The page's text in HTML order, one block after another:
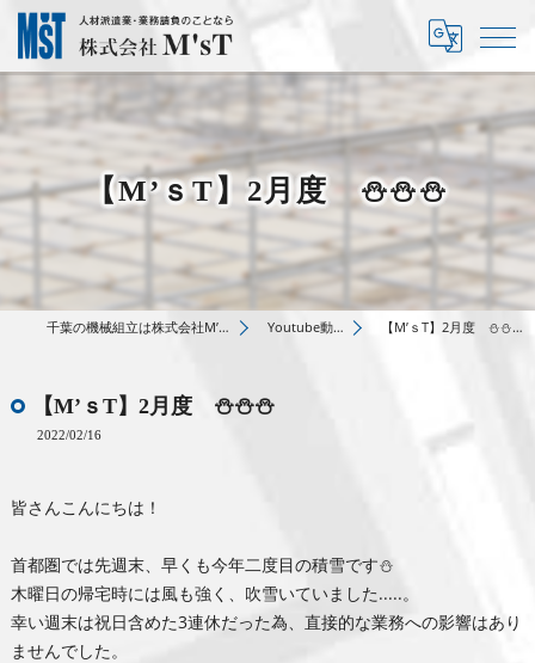
【M’ｓT】2月度 ⛄⛄⛄
千葉の機械組立は株式会社M’sT Youtube動画 【M’ｓT】2月度 ⛄⛄⛄
【M’ｓT】2月度 ⛄⛄⛄
2022/02/16
皆さんこんにちは！
首都圏では先週末、早くも今年二度目の積雪です⛄
木曜日の帰宅時には風も強く、吹雪いていました.....。
幸い週末は祝日含めた3連休だった為、直接的な業務への影響はあり
ませんでした。